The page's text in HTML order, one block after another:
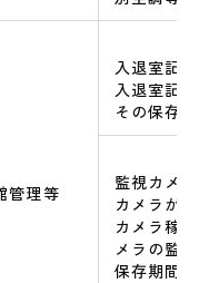
管理等
入退室記
入退室記
その保存
監視カメ
カメラが
カメラ稼
メラの監
保存期間